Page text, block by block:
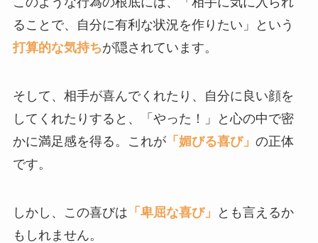
ることで、自分に有利な状況を作りたい」という
打算的な気持ちが隠されています。
そして、相手が喜んでくれたり、自分に良い顔を
してくれたりすると、「やった！」と心の中で密
かに満足感を得る。これが「媚びる喜び」 の正体
です。
しかし、この喜びは 「卑屈な喜び」
とも言えるか
もしれません。